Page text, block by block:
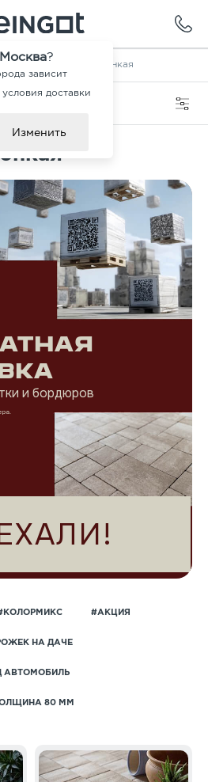
Москва?
зависит
доставки
Изменить
— Брусчатка тонкая
и бордюров
#АКЦИЯ
НА ДАЧЕ
АВТОМОБИЛЬ
80 ММ